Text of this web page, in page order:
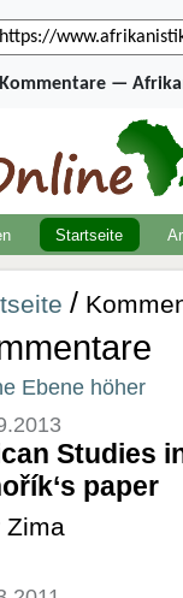
Kommentare —